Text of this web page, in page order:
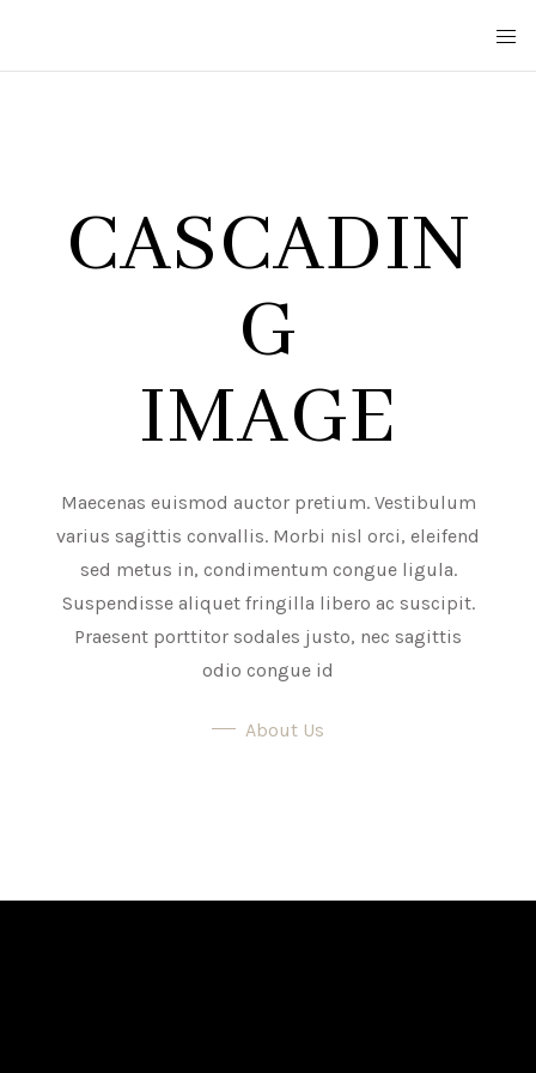
CASCADIN
G
IMAGE
Maecenas euismod auctor pretium. Vestibulum
varius sagittis convallis. Morbi nisl orci, eleifend
sed metus in, condimentum congue ligula.
Suspendisse aliquet fringilla libero ac suscipit.
Praesent porttitor sodales justo, nec sagittis
odio congue id
About Us